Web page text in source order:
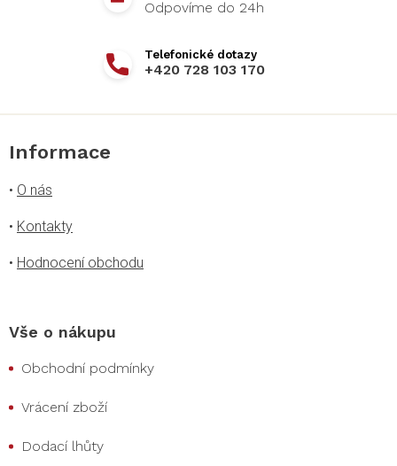
+420 728 103 170
Informace
• O nás
• Kontakty
• Hodnocení obchodu
Vše o nákupu
Obchodní podmínky
Vrácení zboží
Dodací lhůty